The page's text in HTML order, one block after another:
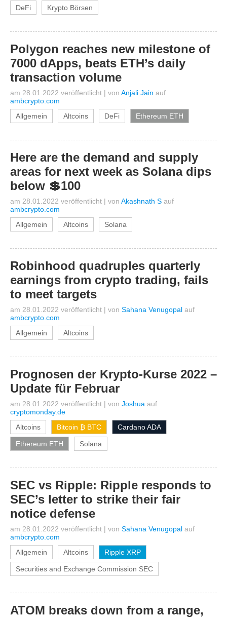
DeFi Krypto Börsen
Polygon reaches new milestone of
7000 dApps, beats ETH’s daily
transaction volume
am 28.01.2022 veröffentlicht | von Anjali Jain auf
ambcrypto.com
Allgemein
Altcoins DeFi Ethereum ETH
Here are the demand and supply
areas for next week as Solana dips
below 💲100
am 28.01.2022 veröffentlicht | von Akashnath S auf
ambcrypto.com
Allgemein
Altcoins Solana
Robinhood quadruples quarterly
earnings from crypto trading, fails
to meet targets
am 28.01.2022 veröffentlicht | von Sahana Venugopal auf
ambcrypto.com
Allgemein
Altcoins
Prognosen der Krypto-Kurse 2022 –
Update für Februar
am 28.01.2022 veröffentlicht | von Joshua auf
cryptomonday.de
Altcoins
Bitcoin ₿ BTC Cardano ADA
Ethereum ETH Solana
SEC vs Ripple: Ripple responds to
SEC’s letter to strike their fair
notice defense
am 28.01.2022 veröffentlicht | von Sahana Venugopal auf
ambcrypto.com
Allgemein
Altcoins Ripple XRP
Securities and Exchange Commission SEC
ATOM breaks down from a range,